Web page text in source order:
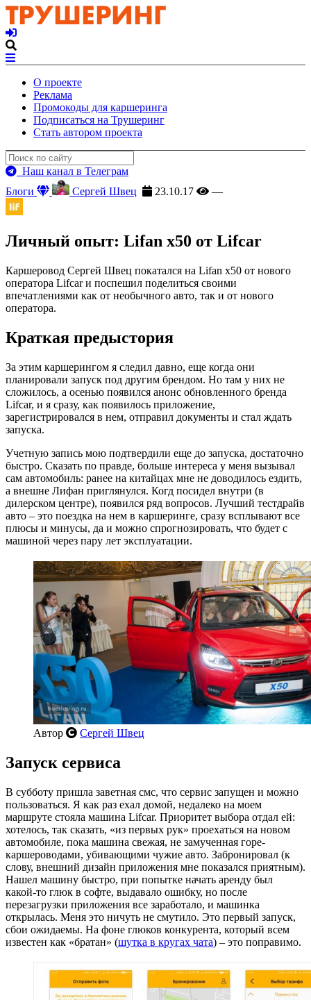
О проекте
Реклама
Промокоды для каршеринга
Подписаться на Трушеринг
Стать автором проекта
Наш канал в Телеграм
Блоги
Сергей Швец 23.10.17 —
Личный опыт: Lifan x50 от Lifcar
Каршеровод Сергей Швец покатался на Lifan x50 от нового
оператора Lifcar и поспешил поделиться своими
впечатлениями как от необычного авто, так и от нового
оператора.
Краткая предыстория
За этим каршерингом я следил давно, еще когда они
планировали запуск под другим брендом. Но там у них не
сложилось, а осенью появился анонс обновленного бренда
Lifcar, и я сразу, как появилось приложение,
зарегистрировался в нем, отправил документы и стал ждать
запуска.
Учетную запись мою подтвердили еще до запуска, достаточно
быстро. Сказать по правде, больше интереса у меня вызывал
сам автомобиль: ранее на китайцах мне не доводилось ездить,
а внешне Лифан приглянулся. Когд посидел внутри (в
дилерском центре), появился ряд вопросов. Лучший тестдрайв
авто – это поездка на нем в каршеринге, сразу всплывают все
плюсы и минусы, да и можно спрогнозировать, что будет с
машиной через пару лет эксплуатации.
Автор Сергей Швец
Запуск сервиса
В субботу пришла заветная смс, что сервис запущен и можно
пользоваться. Я как раз ехал домой, недалеко на моем
маршруте стояла машина Lifcar. Приоритет выбора отдал ей:
хотелось, так сказать, «из первых рук» проехаться на новом
автомобиле, пока машина свежая, не замученная горе-
каршероводами, убивающими чужие авто. Забронировал (к
слову, внешний дизайн приложения мне показался приятным).
Нашел машину быстро, при попытке начать аренду был
какой-то глюк в софте, выдавало ошибку, но после
перезагрузки приложения все заработало, и машинка
открылась. Меня это ничуть не смутило. Это первый запуск,
сбои ожидаемы. На фоне глюков конкурента, который всем
известен как «братан» (шутка в кругах чата) – это поправимо.